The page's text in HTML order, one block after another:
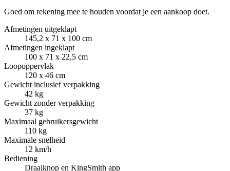
Goed om rekening mee te houden voordat je een aankoop doet.
Afmetingen uitgeklapt
145,2 x 71 x 100 cm
Afmetingen ingeklapt
100 x 71 x 22,5 cm
Loopoppervlak
120 x 46 cm
Gewicht inclusief verpakking
42 kg
Gewicht zonder verpakking
37 kg
Maximaal gebruikersgewicht
110 kg
Maximale snelheid
12 km/h
Bediening
Draaiknop en KingSmith app